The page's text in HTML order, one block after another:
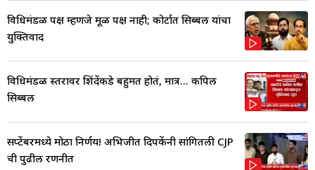
विधिमंडळ पक्ष म्हणजे मूळ पक्ष नाही; कोर्टात सिब्बल यांचा
युक्तिवाद
विधिमंडळ स्तरावर शिंदेंकडे बहुमत होतं, मात्र... कपिल
सिब्बल
सप्टेंबरमध्ये मोठा निर्णय! अभिजीत दिपकेंनी सांगितली CJP
ची पुढील रणनीत